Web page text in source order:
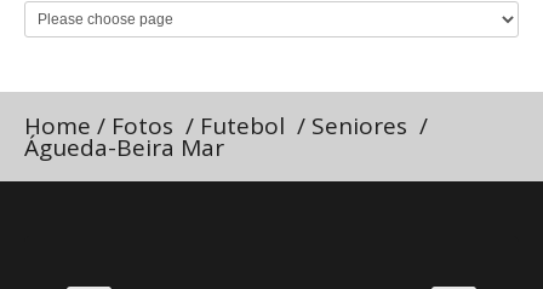
Home / Fotos / Futebol / Seniores /
Águeda-Beira Mar